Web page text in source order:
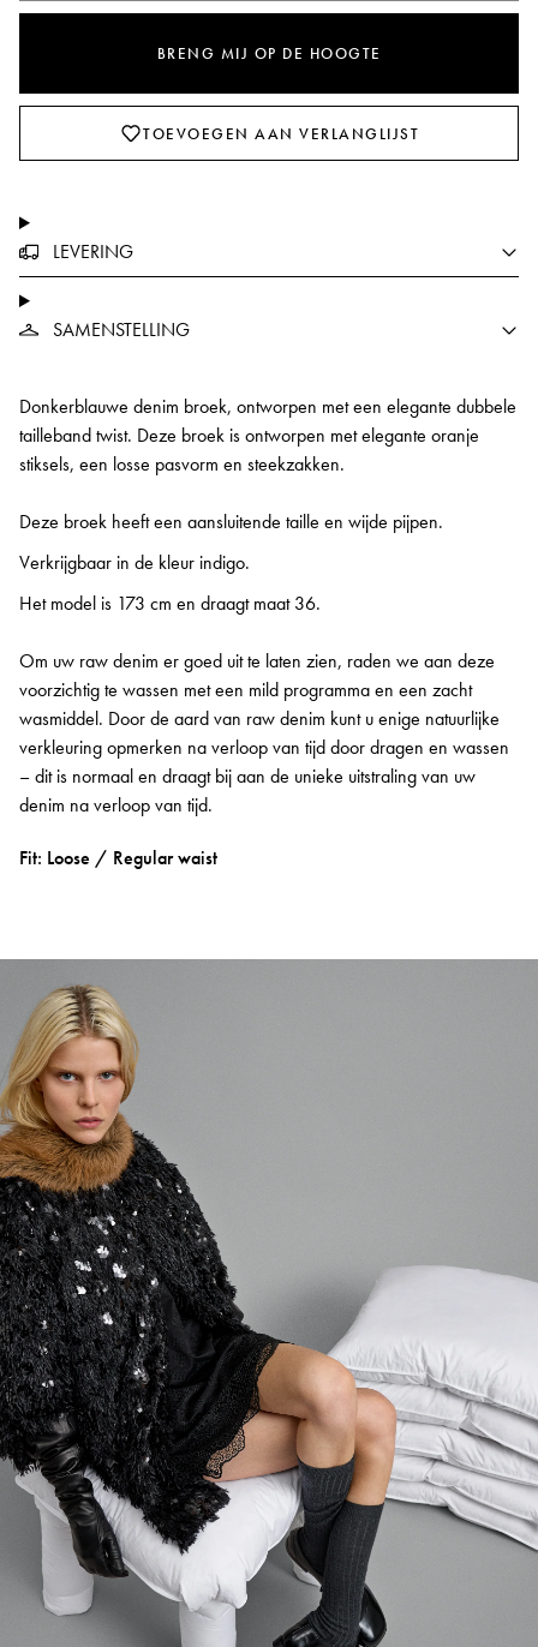
BRENG MIJ OP DE HOOGTE
TOEVOEGEN AAN VERLANGLIJST
LEVERING
SAMENSTELLING
Donkerblauwe denim broek, ontworpen met een elegante dubbele
tailleband twist. Deze broek is ontworpen met elegante oranje
stiksels, een losse pasvorm en steekzakken.
Deze broek heeft een aansluitende taille en wijde pijpen.
Verkrijgbaar in de kleur indigo.
Het model is 173 cm en draagt maat 36.
Om uw raw denim er goed uit te laten zien, raden we aan deze
voorzichtig te wassen met een mild programma en een zacht
wasmiddel. Door de aard van raw denim kunt u enige natuurlijke
verkleuring opmerken na verloop van tijd door dragen en wassen
– dit is normaal en draagt bij aan de unieke uitstraling van uw
denim na verloop van tijd.
Fit: Loose / Regular waist
Inloggen vereist
Meld u aan bij uw account om producten aan uw
verlanglijst toe te voegen en uw eerder opgeslagen
artikelen te bekijken.
LOGIN